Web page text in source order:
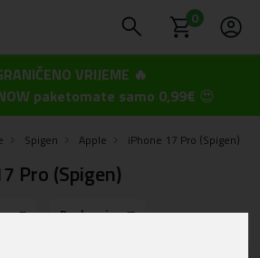
0
VRIJEME 🔥
paketomate samo 0,99€ 😍
Spigen Apple iPhone 17 Pro (Spigen)
Pro (Spigen)
Poslovnica